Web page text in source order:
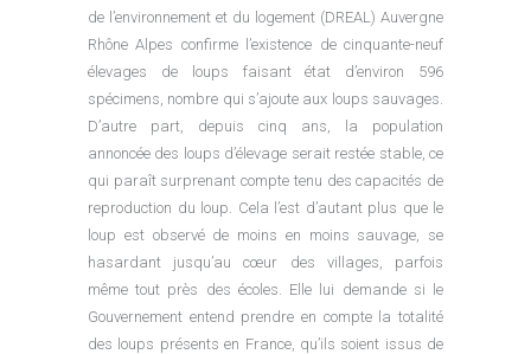
de l’environnement et du logement (DREAL) Auvergne
Rhône Alpes confirme l’existence de cinquante-neuf
élevages de loups faisant état d’environ 596
spécimens, nombre qui s’ajoute aux loups sauvages.
D’autre part, depuis cinq ans, la population
annoncée des loups d’élevage serait restée stable, ce
qui paraît surprenant compte tenu des capacités de
reproduction du loup. Cela l’est d’autant plus que le
loup est observé de moins en moins sauvage, se
hasardant jusqu’au cœur des villages, parfois
même tout près des écoles. Elle lui demande si le
Gouvernement entend prendre en compte la totalité
des loups présents en France, qu’ils soient issus de